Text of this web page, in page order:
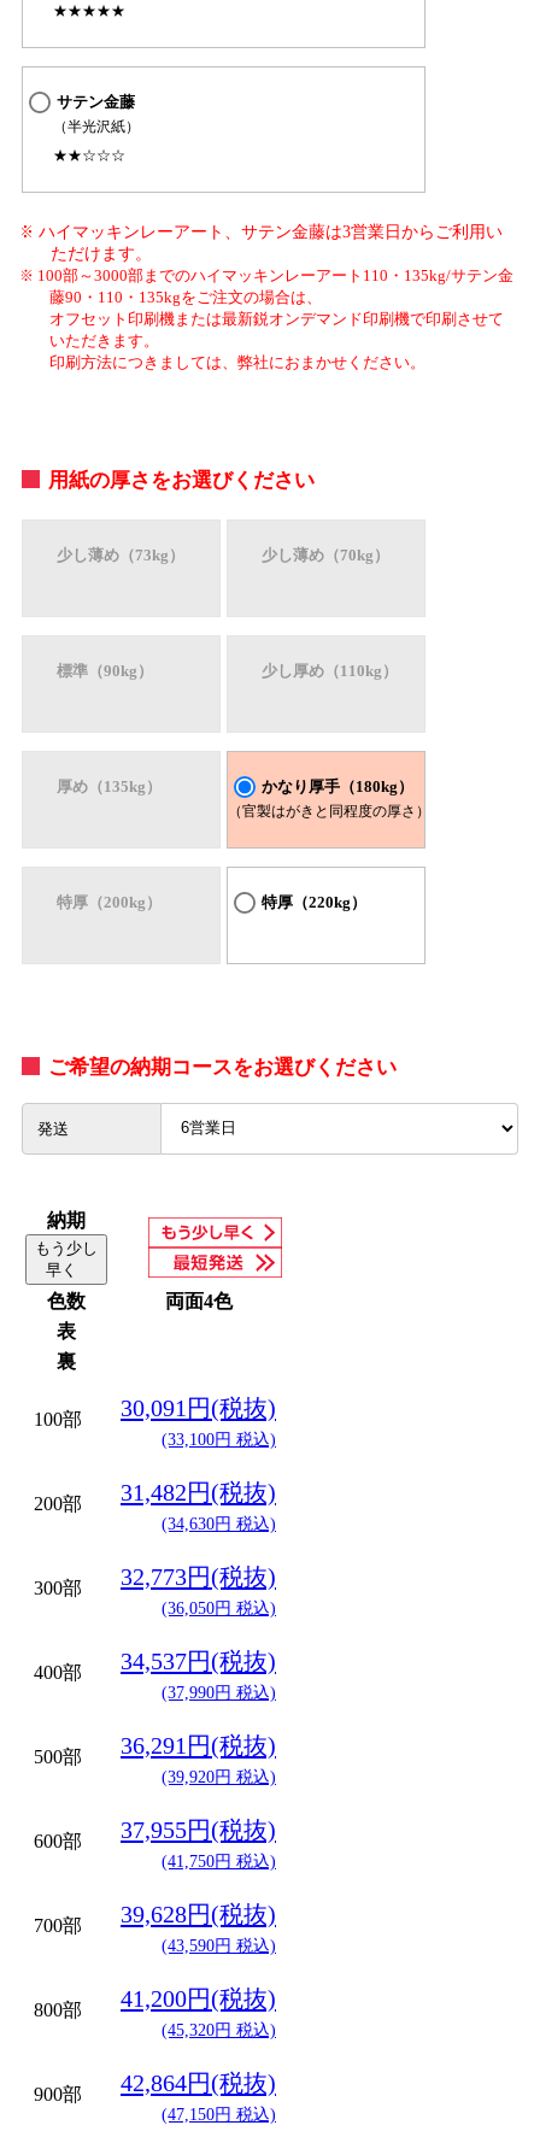
★★★★★
サテン金藤
（半光沢紙）
★★☆☆☆
ハイマッキンレーアート、サテン金藤は3営業日からご利用い
ただけます。
100部～3000部までのハイマッキンレーアート110・135kg/サテン金
藤90・110・135kgをご注文の場合は、
オフセット印刷機または最新鋭オンデマンド印刷機で印刷させて
いただきます。
印刷方法につきましては、弊社におまかせください。
用紙の厚さをお選びください
少し薄め（73kg） 少し薄め（70kg）
標準（90kg） 少し厚め（110kg）
厚め（135kg） かなり厚手（180kg）
（官製はがきと同程度の厚さ）
特厚（200kg） 特厚（220kg）
ご希望の納期コースをお選びください
発送
納期
もう少し
早く
色数
両面4色
表
裏
100部 30,091円(税抜)
(33,100円 税込)
200部 31,482円(税抜)
(34,630円 税込)
300部 32,773円(税抜)
(36,050円 税込)
400部 34,537円(税抜)
(37,990円 税込)
500部 36,291円(税抜)
(39,920円 税込)
600部 37,955円(税抜)
(41,750円 税込)
700部 39,628円(税抜)
(43,590円 税込)
800部 41,200円(税抜)
(45,320円 税込)
900部 42,864円(税抜)
(47,150円 税込)